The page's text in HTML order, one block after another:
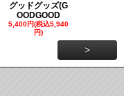
グッドグッズ(G
OODGOOD
5,400円(税込5,940
円)
>